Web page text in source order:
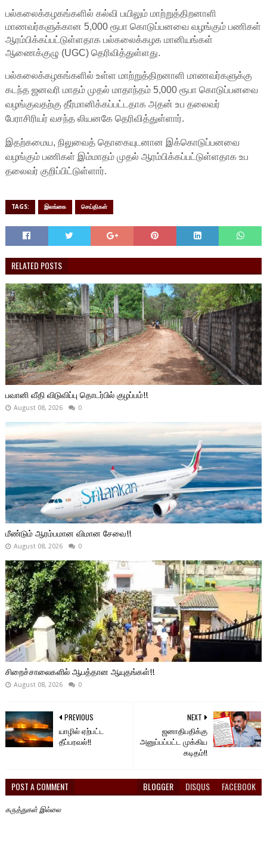
பல்கலைக்கழகங்களில் கல்வி பயிலும் மாற்றுத்திறனாளி
மாணவர்களுக்கான 5,000 ரூபா கொடுப்பனவை வழங்கும் பணிகள்
ஆரம்பிக்கப்பட்டுள்ளதாக பல்கலைக்கழக மானியங்கள்
ஆணைக்குழு (UGC) தெரிவித்துள்ளது.
பல்கலைக்கழகங்களில் உள்ள மாற்றுத்திறனாளி மாணவர்களுக்கு
கடந்த ஜனவரி மாதம் முதல் மாதாந்தம் 5,000 ரூபா கொடுப்பனவை
வழங்குவதற்கு தீர்மானிக்கப்பட்டதாக அதன் உப தலைவர்
பேராசிரியர் வசந்த லியனகே தெரிவித்துள்ளார்.
இதற்கமைய, நிலுவைத் தொகையுடனான இக்கொடுப்பனவை
வழங்கும் பணிகள் இம்மாதம் முதல் ஆரம்பிக்கப்பட்டுள்ளதாக உப
தலைவர் குறிப்பிட்டுள்ளார்.
TAGS: இலங்கை செய்திகள்
RELATED POSTS
பவானி வீதி விடுவிப்பு தொடர்பில் குழப்பம்!!
August 08, 2026 0
மீண்டும் ஆரம்பமான விமான சேவை!!
August 08, 2026 0
சிறைச்சாலைகளில் ஆபத்தான ஆயுதங்கள்!!
August 08, 2026 0
NEXT
ஜனாதிபதிக்கு
அனுப்பப்பட்ட முக்கிய
கடிதம்!!
PREVIOUS
யாழில் ஏற்பட்ட
தீப்பரவல்!!
POST A COMMENT BLOGGER DISQUS FACEBOOK
கருத்துகள் இல்லை